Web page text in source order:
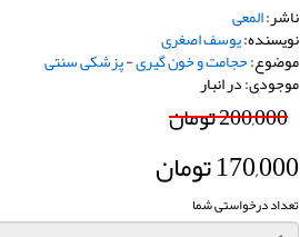
ناشر:المعی
نویسنده:یوسف اصغری
موضوع:حجامت و خون گیری-پزشکی سنتی
موجودی: در انبار
200,000 تومان
170,000 تومان
تعداد درخواستی شما